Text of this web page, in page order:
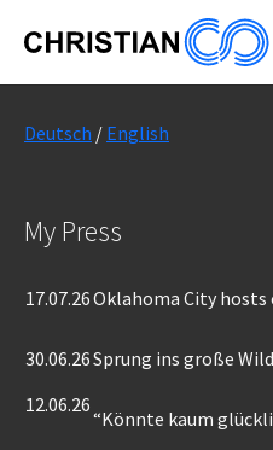
Deutsch / English
My Press
17.07.26Oklahoma City hosts
30.06.26Sprung ins große
12.06.26
“Könnte kaum